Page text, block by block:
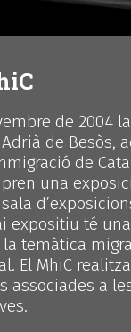
de 2004
de Besòs,
de
una
expositiu té
temàtica
El MhiC
associades a